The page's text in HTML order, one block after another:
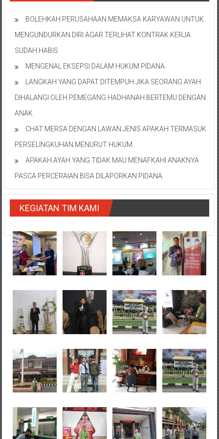
BOLEHKAH PERUSAHAAN MEMAKSA KARYAWAN UNTUK
MENGUNDURKAN DIRI AGAR TERLIHAT KONTRAK KERJA
SUDAH HABIS
MENGENAL EKSEPSI DALAM HUKUM PIDANA
LANGKAH YANG DAPAT DITEMPUH JIKA SEORANG AYAH
DIHALANGI OLEH PEMEGANG HADHANAH BERTEMU DENGAN
ANAK
CHAT MERSA DENGAN LAWAN JENIS APAKAH TERMASUK
PERSELINGKUHAN MENURUT HUKUM
APAKAH AYAH YANG TIDAK MAU MENAFKAHI ANAKNYA
PASCA PERCERAIAN BISA DILAPORKAN PIDANA
KEGIATAN TIM KAMI